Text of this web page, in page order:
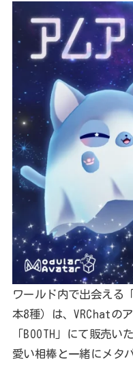
ワールド内で出会える
本8種）は、VRChatの
「BOOTH」にて販売
愛い相棒と一緒にメタ